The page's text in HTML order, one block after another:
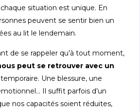
situation est unique. En
peuvent se sentir bien un
au lit le lendemain.
de se rappeler qu’à tout moment,
peut se retrouver avec un
Une blessure, une
Il suffit parfois d’un
nos capacités soient réduites,